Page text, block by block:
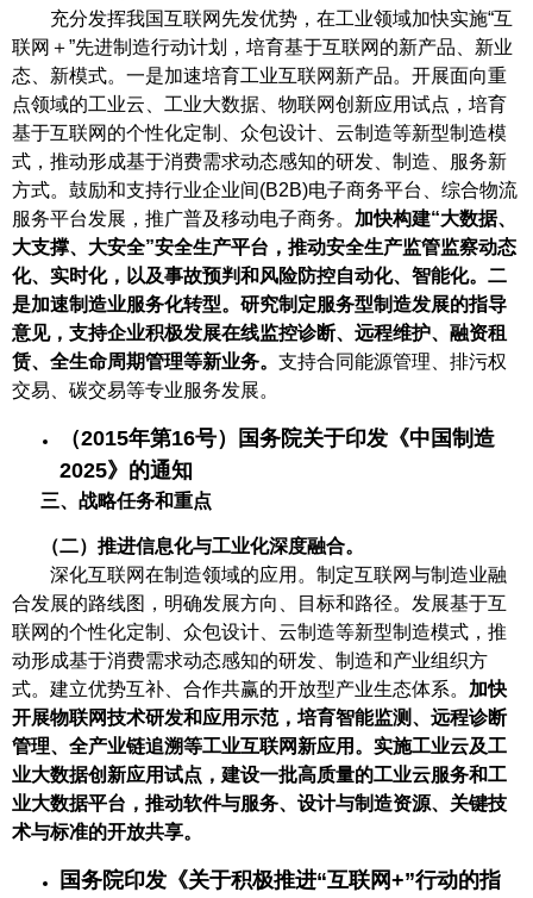
充分发挥我国互联网先发优势，在工业领域加快实施“互
联网＋”先进制造行动计划，培育基于互联网的新产品、新业
态、新模式。一是加速培育工业互联网新产品。开展面向重
点领域的工业云、工业大数据、物联网创新应用试点，培育
基于互联网的个性化定制、众包设计、云制造等新型制造模
式，推动形成基于消费需求动态感知的研发、制造、服务新
方式。鼓励和支持行业企业间(B2B)电子商务平台、综合物流
服务平台发展，推广普及移动电子商务。 加快构建“大数据、
大支撑、大安全”安全生产平台，推动安全生产监管监察动态
化、实时化，以及事故预判和风险防控自动化、智能化。二
是加速制造业服务化转型。研究制定服务型制造发展的指导
意见，支持企业积极发展在线监控诊断、远程维护、融资租
赁、全生命周期管理等新业务。 支持合同能源管理、排污权
交易、碳交易等专业服务发展。
（2015年第16号）国务院关于印发《中国制造
2025》的通知
三、战略任务和重点
（二）推进信息化与工业化深度融合。
深化互联网在制造领域的应用。制定互联网与制造业融
合发展的路线图，明确发展方向、目标和路径。发展基于互
联网的个性化定制、众包设计、云制造等新型制造模式，推
动形成基于消费需求动态感知的研发、制造和产业组织方
式。建立优势互补、合作共赢的开放型产业生态体系。 加快
开展物联网技术研发和应用示范，培育智能监测、远程诊断
管理、全产业链追溯等工业互联网新应用。实施工业云及工
业大数据创新应用试点，建设一批高质量的工业云服务和工
业大数据平台，推动软件与服务、设计与制造资源、关键技
术与标准的开放共享。
国务院印发《关于积极推进“互联网+”行动的指